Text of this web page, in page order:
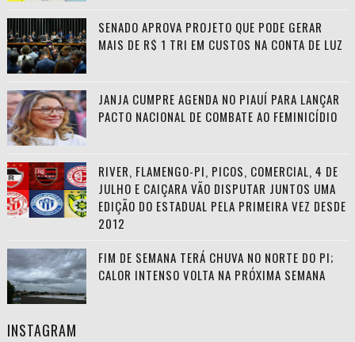
SENADO APROVA PROJETO QUE PODE GERAR
MAIS DE R$ 1 TRI EM CUSTOS NA CONTA DE LUZ
JANJA CUMPRE AGENDA NO PIAUÍ PARA LANÇAR
PACTO NACIONAL DE COMBATE AO FEMINICÍDIO
RIVER, FLAMENGO-PI, PICOS, COMERCIAL, 4 DE
JULHO E CAIÇARA VÃO DISPUTAR JUNTOS UMA
EDIÇÃO DO ESTADUAL PELA PRIMEIRA VEZ DESDE
2012
FIM DE SEMANA TERÁ CHUVA NO NORTE DO PI;
CALOR INTENSO VOLTA NA PRÓXIMA SEMANA
INSTAGRAM